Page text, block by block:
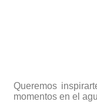
Queremos
momentos en el